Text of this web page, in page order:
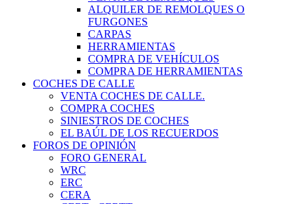
ALQUILER DE REMOLQUES O
FURGONES
CARPAS
HERRAMIENTAS
COMPRA DE VEHÍCULOS
COMPRA DE HERRAMIENTAS
COCHES DE CALLE
VENTA COCHES DE CALLE.
COMPRA COCHES
SINIESTROS DE COCHES
EL BAÚL DE LOS RECUERDOS
FOROS DE OPINIÓN
FORO GENERAL
WRC
ERC
CERA